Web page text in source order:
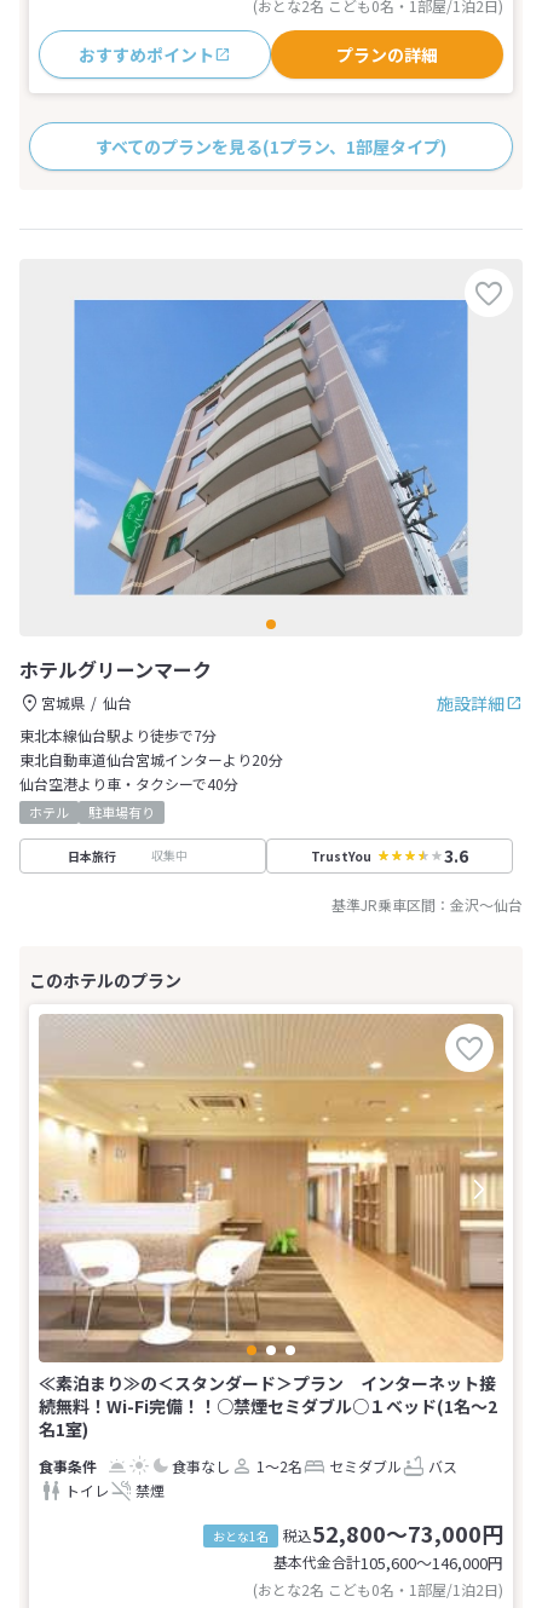
(おとな2名 こども0名・1部屋/1泊2日)
おすすめポイント プランの詳細
すべてのプランを見る(1プラン、1部屋タイプ)
ホテルグリーンマーク
施設詳細
宮城県
仙台
東北本線仙台駅より徒歩で7分
東北自動車道仙台宮城インターより20分
仙台空港より車・タクシーで40分
ホテル 駐車場有り
日本旅行 収集中 TrustYou 3.6
基準JR乗車区間： 金沢～仙台
≪素泊まり≫の＜スタンダード＞プラン インターネット接
続無料！Wi-Fi完備！！○禁煙セミダブル○１ベッド(1名～2
名1室)
食事なし 1～2名 セミダブル
バス
トイレ
禁煙
おとな1名 税込52,800～73,000円
基本代金合計105,600〜146,000円
(おとな2名 こども0名・1部屋/1泊2日)